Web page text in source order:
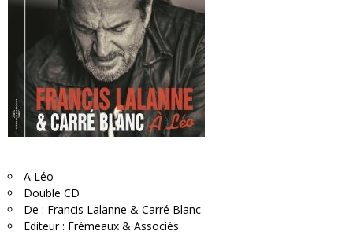
A Léo
Double CD
De : Francis Lalanne & Carré Blanc
Editeur : Frémeaux & Associés